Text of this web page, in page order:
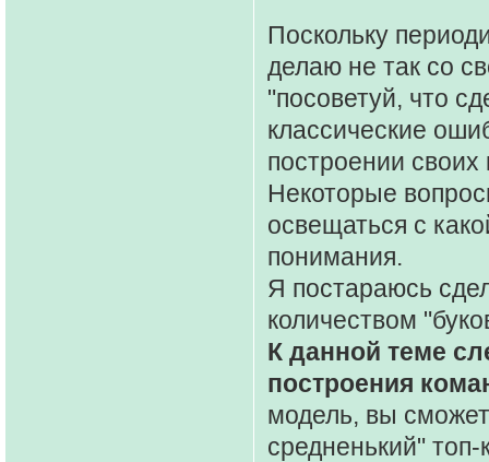
Поскольку
делаю не так со
"посоветуй, что
классические
построении
Некоторые
освещаться с
понимания.
Я постараюсь
количеством
К данной теме
построения
модель, вы
средненький"